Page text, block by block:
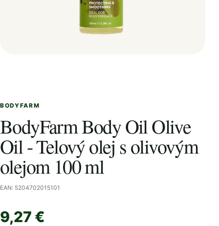
BODYFARM
BodyFarm Body Oil Olive
Oil - Telový olej s olivovým
olejom 100 ml
EAN: 5204702015101
9,27 €